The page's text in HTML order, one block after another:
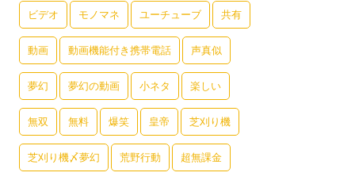
ビデオ モノマネ ユーチューブ 共有
動画 動画機能付き携帯電話 声真似
夢幻 夢幻の動画 小ネタ 楽しい
無双 無料 爆笑 皇帝 芝刈り機
芝刈り機〆夢幻 荒野行動 超無課金